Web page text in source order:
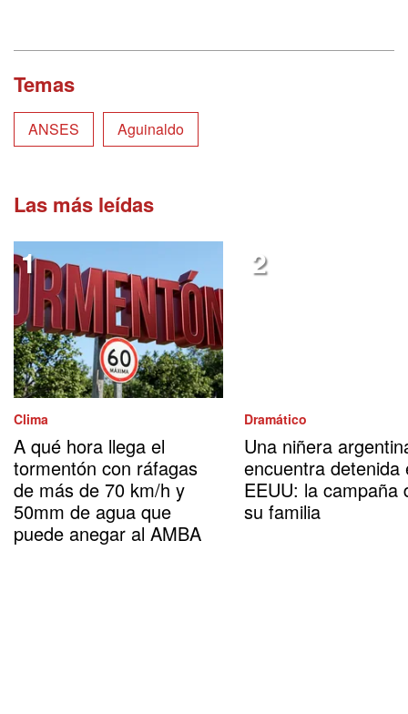
Temas
ANSES Aguinaldo
Las más leídas
Clima
A qué hora llega el
tormentón con ráfagas
de más de 70 km/h y
50mm de agua que
puede anegar al AMBA
Dramático
Una niñera
encuentra detenida
EEUU: la campaña
su familia